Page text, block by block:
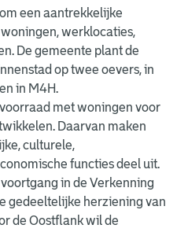
een aantrekkelijke
werklocaties,
De gemeente plant de
op twee oevers, in
in M4H.
met woningen voor
Daarvan maken
culturele,
functies deel uit.
in de Verkenning
gedeeltelijke herziening van
de Oostflank wil de